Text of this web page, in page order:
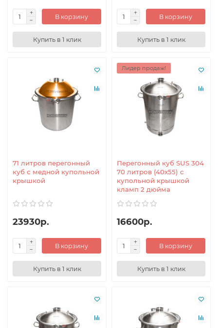
В корзину
Купить в 1 клик
В корзину
Купить в 1 клик
71 литров перегонный
куб с медной купольной
крышкой
23930р.
В корзину
Купить в 1 клик
Лидер продаж!
Перегонный куб SUS 304
70 литров (40x55) с
купольной крышкой
кламп 2 дюйма
16600р.
В корзину
Купить в 1 клик